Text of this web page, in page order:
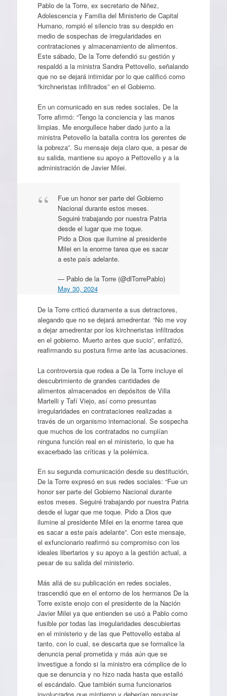
Pablo de la Torre, ex secretario de Niñez,
Adolescencia y Familia del Ministerio de Capital
Humano, rompió el silencio tras su despido en
medio de sospechas de irregularidades en
contrataciones y almacenamiento de alimentos.
Este sábado, De la Torre defendió su gestión y
respaldó a la ministra Sandra Pettovello, señalando
que no se dejará intimidar por lo que calificó como
“kirchneristas infiltrados” en el Gobierno.
En un comunicado en sus redes sociales, De la
Torre afirmó: “Tengo la conciencia y las manos
limpias. Me enorgullece haber dado junto a la
ministra Petovello la batalla contra los gerentes de
la pobreza”. Su mensaje deja claro que, a pesar de
su salida, mantiene su apoyo a Pettovello y a la
administración de Javier Milei.
Fue un honor ser parte del Gobierno
Nacional durante estos meses.
Seguiré trabajando por nuestra Patria
desde el lugar que me toque.
Pido a Dios que ilumine al presidente
Milei en la enorme tarea que es sacar
a este país adelante.
— Pablo de la Torre (@dlTorrePablo)
May 30, 2024
De la Torre criticó duramente a sus detractores,
alegando que no se dejará amedrentar. “No me voy
a dejar amedrentar por los kirchneristas infiltrados
en el gobierno. Muerto antes que sucio”, enfatizó,
reafirmando su postura firme ante las acusaciones.
La controversia que rodea a De la Torre incluye el
descubrimiento de grandes cantidades de
alimentos almacenados en depósitos de Villa
Martelli y Tafí Viejo, así como presuntas
irregularidades en contrataciones realizadas a
través de un organismo internacional. Se sospecha
que muchos de los contratados no cumplían
ninguna función real en el ministerio, lo que ha
exacerbado las críticas y la polémica.
En su segunda comunicación desde su destitución,
De la Torre expresó en sus redes sociales: “Fue un
honor ser parte del Gobierno Nacional durante
estos meses. Seguiré trabajando por nuestra Patria
desde el lugar que me toque. Pido a Dios que
ilumine al presidente Milei en la enorme tarea que
es sacar a este país adelante”. Con este mensaje,
el exfuncionario reafirmó su compromiso con los
ideales libertarios y su apoyo a la gestión actual, a
pesar de su salida del ministerio.
Más allá de su publicación en redes sociales,
trascendió que en el entorno de los hermanos De la
Torre existe enojo con el presidente de la Nación
Javier Milei ya que entienden se usó a Pablo como
fusible por todas las irregularidades descubiertas
en el ministerio y de las que Pettovello estaba al
tanto, con lo cual, se descarta que se formalice la
denuncia penal prometida y más aún que se
investigue a fondo si la ministro era cómplice de lo
que se denuncia y no hizo nada hasta que estalló
el escándalo. Que también suma funcionarios
involucrados que mintieron y deberían renunciar